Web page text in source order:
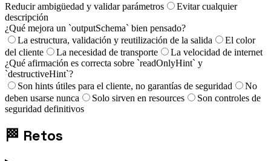
Reducir ambigüedad y validar parámetros
Evitar cualquier
descripción
¿Qué mejora un `outputSchema` bien pensado?
La estructura, validación y reutilización de la salida
El color
del cliente
La necesidad de transporte
La velocidad de internet
¿Qué afirmación es correcta sobre `readOnlyHint` y
`destructiveHint`?
Son hints útiles para el cliente, no garantías de seguridad
No
deben usarse nunca
Solo sirven en resources
Son controles de
seguridad definitivos
🏁 Retos